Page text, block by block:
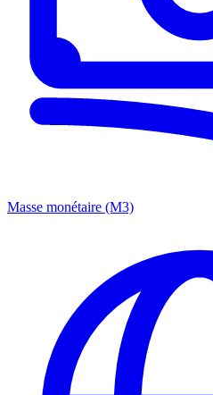
Masse monétaire (M3)